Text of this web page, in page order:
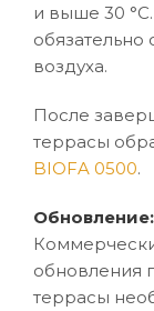
и выше 30
обязательно
воздуха.
После
террасы
BIOFA 0500.
Обновление:
обновления
террасы